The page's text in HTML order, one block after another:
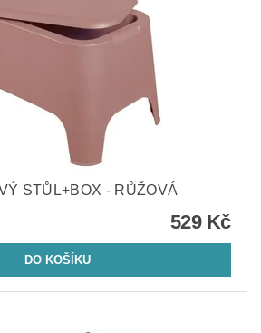
STŮL+BOX - RŮŽOVÁ
529 Kč